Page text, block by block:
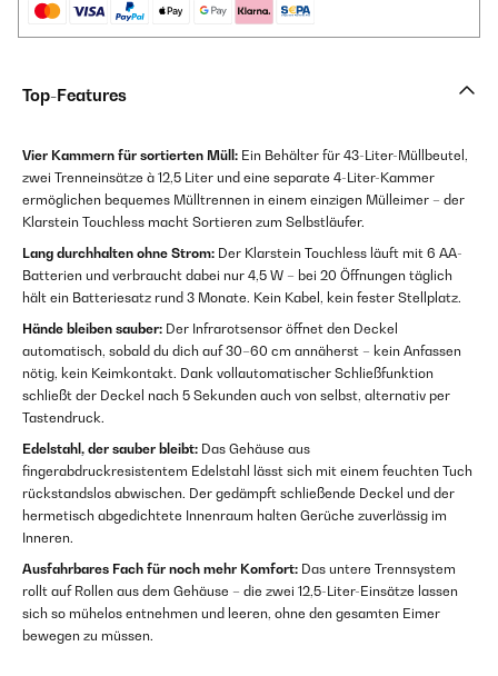
Top-Features
Vier Kammern für sortierten Müll: Ein Behälter für 43-Liter-Müllbeutel,
zwei Trenneinsätze à 12,5 Liter und eine separate 4-Liter-Kammer
ermöglichen bequemes Mülltrennen in einem einzigen Mülleimer – der
Klarstein Touchless macht Sortieren zum Selbstläufer.
Lang durchhalten ohne Strom: Der Klarstein Touchless läuft mit 6 AA-
Batterien und verbraucht dabei nur 4,5 W – bei 20 Öffnungen täglich
hält ein Batteriesatz rund 3 Monate. Kein Kabel, kein fester Stellplatz.
Hände bleiben sauber: Der Infrarotsensor öffnet den Deckel
automatisch, sobald du dich auf 30–60 cm annäherst – kein Anfassen
nötig, kein Keimkontakt. Dank vollautomatischer Schließfunktion
schließt der Deckel nach 5 Sekunden auch von selbst, alternativ per
Tastendruck.
Edelstahl, der sauber bleibt: Das Gehäuse aus
fingerabdruckresistentem Edelstahl lässt sich mit einem feuchten Tuch
rückstandslos abwischen. Der gedämpft schließende Deckel und der
hermetisch abgedichtete Innenraum halten Gerüche zuverlässig im
Inneren.
Ausfahrbares Fach für noch mehr Komfort: Das untere Trennsystem
rollt auf Rollen aus dem Gehäuse – die zwei 12,5-Liter-Einsätze lassen
sich so mühelos entnehmen und leeren, ohne den gesamten Eimer
bewegen zu müssen.